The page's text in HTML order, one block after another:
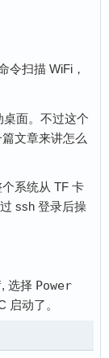
令扫描 WiFi，
桌面。不过这个
文章来讲怎么
系统从 TF 卡
ssh 登录后操
, 选择 Power
启动了。